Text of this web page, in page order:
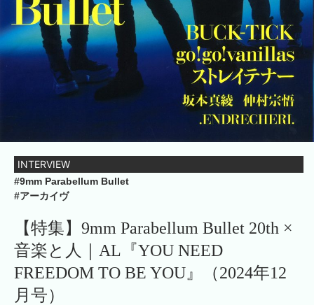
INTERVIEW
#9mm Parabellum Bullet
#アーカイヴ
【特集】9mm Parabellum Bullet 20th ×
音楽と人｜AL『YOU NEED
FREEDOM TO BE YOU』（2024年12
月号）